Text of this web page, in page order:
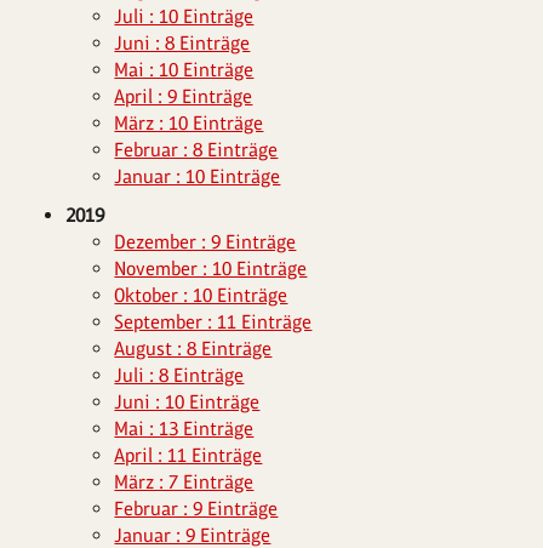
Juli : 10 Einträge
Juni : 8 Einträge
Mai : 10 Einträge
April : 9 Einträge
März : 10 Einträge
Februar : 8 Einträge
Januar : 10 Einträge
2019
Dezember : 9 Einträge
November : 10 Einträge
Oktober : 10 Einträge
September : 11 Einträge
August : 8 Einträge
Juli : 8 Einträge
Juni : 10 Einträge
Mai : 13 Einträge
April : 11 Einträge
März : 7 Einträge
Februar : 9 Einträge
Januar : 9 Einträge